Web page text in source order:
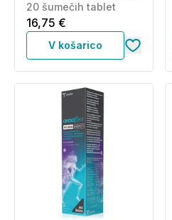
tablete (20 tablet)
20 šumečih tablet
16,75 €
V košarico